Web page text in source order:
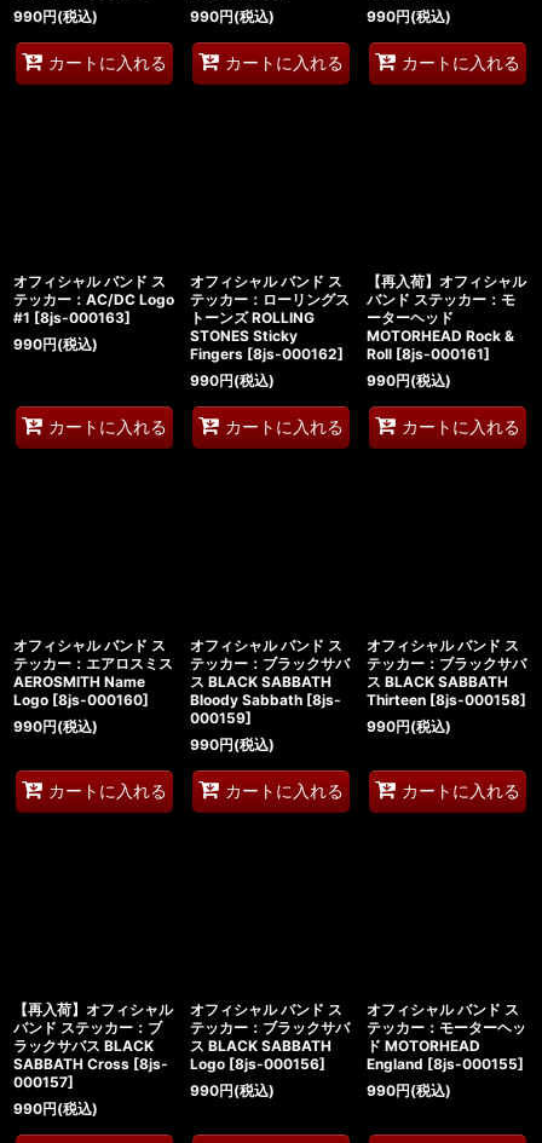
990円(税込)
カートに入れる
990円(税込)
カートに入れる
990円(税込)
カートに入れる
オフィシャル バンド ス
テッカー：AC/DC Logo
#1 [8js-000163]
990円(税込)
カートに入れる
オフィシャル バンド ス
テッカー：ローリングス
トーンズ ROLLING
STONES Sticky
Fingers [8js-000162]
990円(税込)
カートに入れる
【再入荷】オフィシャル
バンド ステッカー：モ
ーターヘッド
MOTORHEAD Rock &
Roll [8js-000161]
990円(税込)
カートに入れる
オフィシャル バンド ス
テッカー：エアロスミス
AEROSMITH Name
Logo [8js-000160]
990円(税込)
カートに入れる
オフィシャル バンド ス
テッカー：ブラックサバ
ス BLACK SABBATH
Bloody Sabbath [8js-
000159]
990円(税込)
カートに入れる
オフィシャル バンド ス
テッカー：ブラックサバ
ス BLACK SABBATH
Thirteen [8js-000158]
990円(税込)
カートに入れる
【再入荷】オフィシャル
バンド ステッカー：ブ
ラックサバス BLACK
SABBATH Cross [8js-
000157]
990円(税込)
オフィシャル バンド ス
テッカー：ブラックサバ
ス BLACK SABBATH
Logo [8js-000156]
990円(税込)
オフィシャル バンド ス
テッカー：モーターヘッ
ド MOTORHEAD
England [8js-000155]
990円(税込)